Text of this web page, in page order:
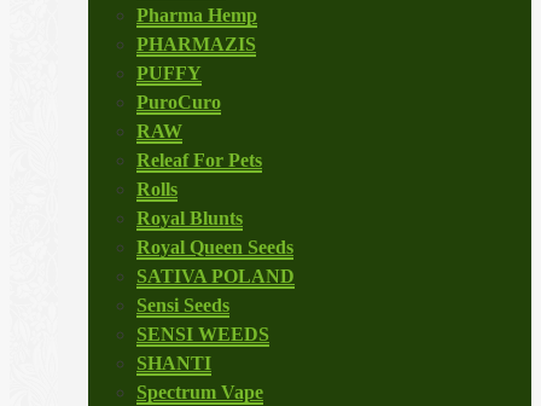
Pharma Hemp
PHARMAZIS
PUFFY
PuroCuro
RAW
Releaf For Pets
Rolls
Royal Blunts
Royal Queen Seeds
SATIVA POLAND
Sensi Seeds
SENSI WEEDS
SHANTI
Spectrum Vape